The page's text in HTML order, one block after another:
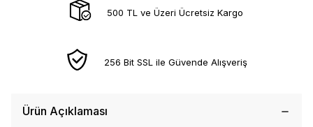
500 TL ve Üzeri Ücretsiz Kargo
256 Bit SSL ile Güvende Alışveriş
Ürün Açıklaması